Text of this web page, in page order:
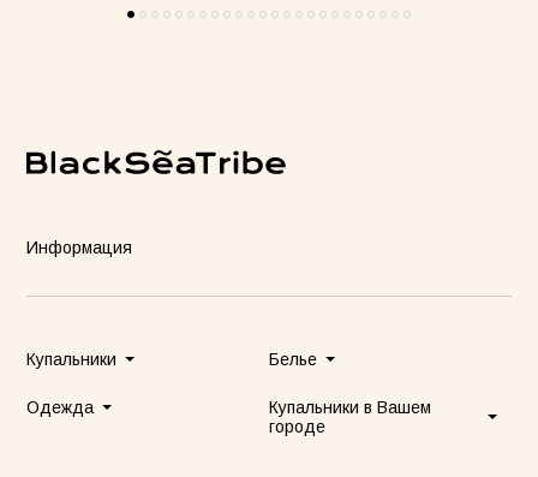
Информация
Купальники Белье
Одежда
Купальники в Вашем
городе